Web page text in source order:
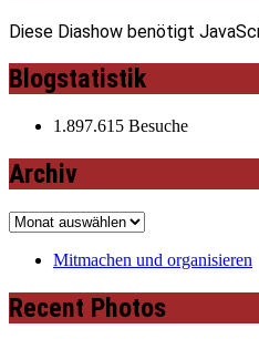
Diese Diashow benötigt
Blogstatistik
1.897.615 Besuche
Archiv
Archiv
Mitmachen und organisieren
Recent Photos